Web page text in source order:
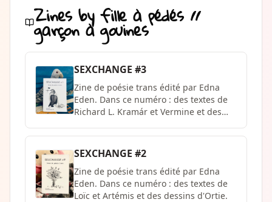
Zines byfille à pédés //
garçon à gouines
SEXCHANGE #3
Zine de poésie trans édité par Edna
Eden. Dans ce numéro : des textes de
Richard L. Kramár et Vermine et des
SEXCHANGE #2
Zine de poésie trans édité par Edna
Eden. Dans ce numéro : des textes de
Loïc et Artémis et des dessins d'Ortie.